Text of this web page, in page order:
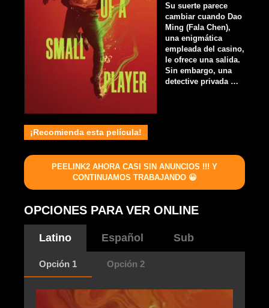
Su suerte parece
cambiar cuando Dao
Ming (Fala Chen),
una enigmática
empleada del casino,
le ofrece una salida.
Sin embargo, una
detective privada …
¡Recomienda esta película!
PEELINK2 AHORA CASI SIN ANUNCIOS !!! Y
CONTINUAMOS TRABAJANDO 😀
OPCIONES PARA VER ONLINE
Latino Español Sub
Opción 1 Opción 2